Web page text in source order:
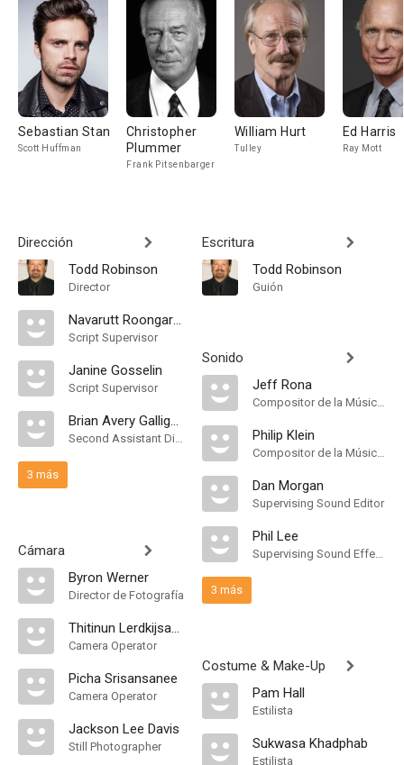
Sebastian Stan
Scott Huffman
Christopher
Plummer
Frank Pitsenbarger
William Hurt
Tulley
Ed Harris
Ray Mott
Dirección
Todd Robinson
Director
Navarutt Roongaroon
Script Supervisor
Janine Gosselin
Script Supervisor
Brian Avery Galligan
Second Assistant Director
3 más
Cámara
Byron Werner
Director de Fotografía
Thitinun Lerdkijsakul
Camera Operator
Picha Srisansanee
Camera Operator
Jackson Lee Davis
Still Photographer
Escritura
Todd Robinson
Guión
Sonido
Jeff Rona
Compositor de la Música Original
Philip Klein
Compositor de la Música Original
Dan Morgan
Supervising Sound Editor
Phil Lee
Supervising Sound Effects Editor
3 más
Costume & Make-Up
Pam Hall
Estilista
Sukwasa Khadphab
Estilista